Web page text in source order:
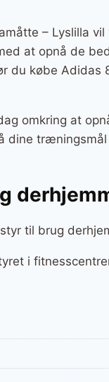
– Lyslilla
at opnå de
du købe Adidas
omkring at
træningsmål
til brug
i